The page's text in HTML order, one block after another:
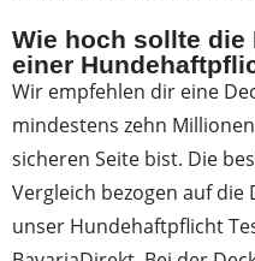
Wie hoch sollte die
einer
Wir empfehlen dir eine
mindestens zehn
sicheren Seite bist. Die
Vergleich bezogen auf
unser Hundehaftpflicht